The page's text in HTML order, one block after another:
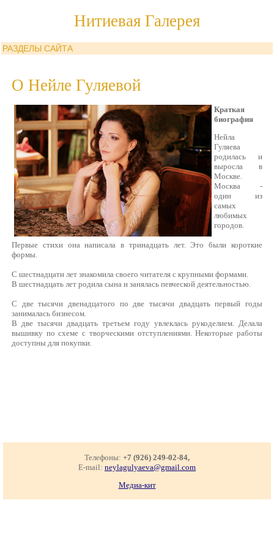
Нитиевая Галерея
РАЗДЕЛЫ САЙТА
О Нейле Гуляевой
Краткая
биография
Нейла
Гуляева
родилась и
выросла в
Москве.
Москва -
один из
самых
любимых
городов.
Первые стихи она написала в тринадцать лет. Это были короткие
формы.
С шестнадцати лет знакомила своего читателя с крупными формами.
В шестнадцать лет родила сына и занялась певческой деятельностью.
С две тысячи двенадцатого по две тысячи двадцать первый годы
занималась бизнесом.
В две тысячи двадцать третьем году увлеклась рукоделием. Делала
вышивку по схеме с творческими отступлениями. Некоторые работы
доступны для покупки.
Телефоны: +7 (926) 249-02-84,
E-mail: neylagulyaeva@gmail.com
Медиа-кит